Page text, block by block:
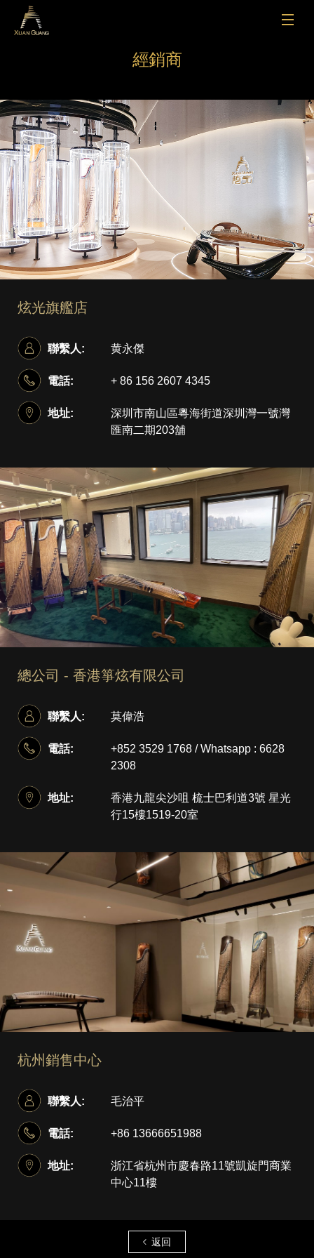
經銷商
炫光旗艦店
聯繫人: 黄永傑
電話: + 86 156 2607 4345
地址:
深圳市南山區粵海街道深圳灣一號灣
匯南二期203舖
總公司 - 香港箏炫有限公司
聯繫人: 莫偉浩
電話:
+852 3529 1768 / Whatsapp : 6628
2308
地址:
香港九龍尖沙咀 梳士巴利道3號 星光
行15樓1519-20室
杭州銷售中心
聯繫人: 毛治平
電話: +86 13666651988
地址:
浙江省杭州市慶春路11號凱旋門商業
中心11樓
返回